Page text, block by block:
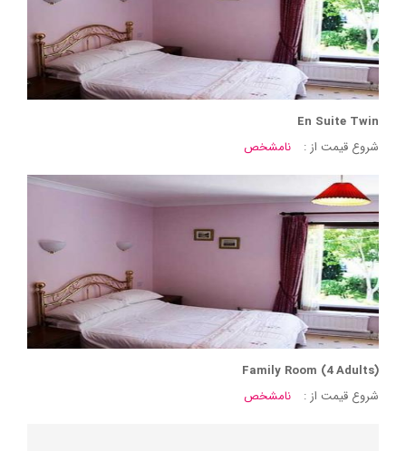
En Suite Twin
شروع قیمت از :
نامشخص
Family Room (4 Adults)
شروع قیمت از :
نامشخص